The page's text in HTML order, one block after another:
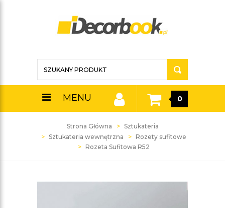
MENU 0
Strona Główna
Sztukateria
Sztukateria wewnętrzna
Rozety sufitowe
Rozeta Sufitowa R52